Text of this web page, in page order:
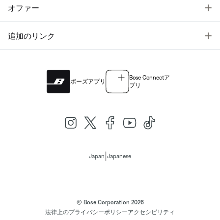
オファー
追加のリンク
ボーズアプリ
Bose Connectア
プリ
Japan Japanese
© Bose Corporation 2026
法律上のプライバシーポリシーアクセシビリティ